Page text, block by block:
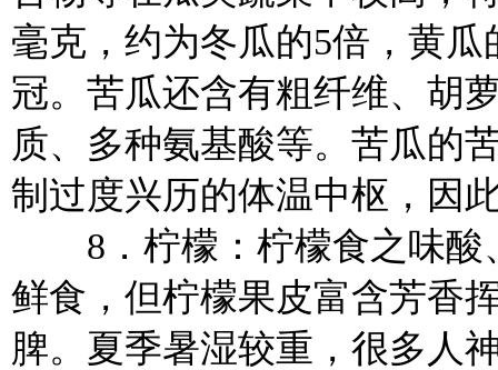
毫克，约为冬瓜的5倍，黄
冠。苦瓜还含有粗纤维、胡
质、多种氨基酸等。苦瓜的
制过度兴历的体温中枢，因
8．柠檬：柠檬食之味酸
鲜食，但柠檬果皮富含芳香
脾。夏季暑湿较重，很多人